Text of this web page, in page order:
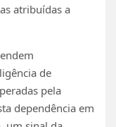
atribuídas a
de
pela
dependência em